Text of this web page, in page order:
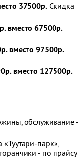
37500р. Скидка
вместо 67500р.
вместо 97500р.
вместо 127500р.
обслуживание -
«Туутари-парк»,
- по прайсу